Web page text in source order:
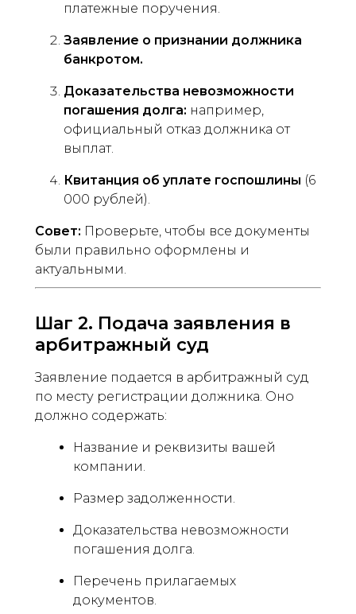
платежные поручения.
Заявление о признании должника
банкротом.
Доказательства невозможности
погашения долга: например,
официальный отказ должника от
выплат.
Квитанция об уплате госпошлины (6
000 рублей).
Совет: Проверьте, чтобы все документы
были правильно оформлены и
актуальными.
Шаг 2. Подача заявления в
арбитражный суд
Заявление подается в арбитражный суд
по месту регистрации должника. Оно
должно содержать:
Название и реквизиты вашей
компании.
Размер задолженности.
Доказательства невозможности
погашения долга.
Перечень прилагаемых
документов.